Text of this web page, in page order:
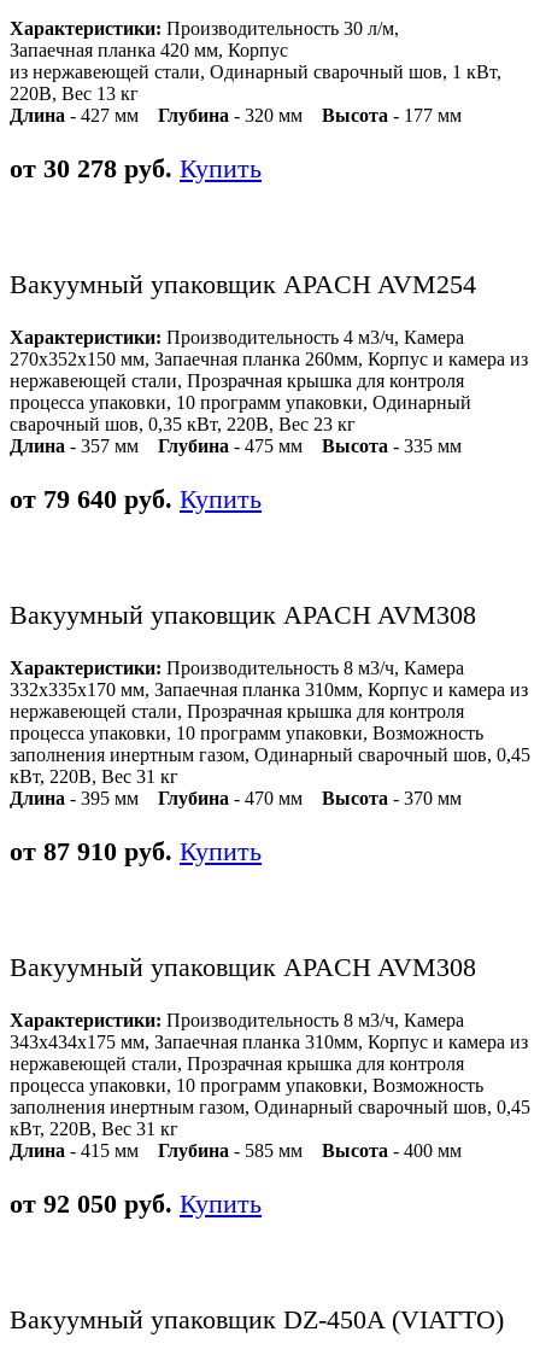
Характеристики: Производительность 30 л/м,
Запаечная планка 420 мм, Корпус
из нержавеющей стали, Одинарный сварочный шов, 1 кВт,
220В, Вес 13 кг
Длина - 427 мм Глубина - 320 мм Высота - 177 мм
от 30 278 руб. Купить
Вакуумный упаковщик APACH AVM254
Характеристики: Производительность 4 м3/ч, Камера
270х352х150 мм, Запаечная планка 260мм, Корпус и камера из
нержавеющей стали, Прозрачная крышка для контроля
процесса упаковки, 10 программ упаковки, Одинарный
сварочный шов, 0,35 кВт, 220В, Вес 23 кг
Длина - 357 мм Глубина - 475 мм Высота - 335 мм
от 79 640 руб. Купить
Вакуумный упаковщик APACH AVM308
Характеристики: Производительность 8 м3/ч, Камера
332х335х170 мм, Запаечная планка 310мм, Корпус и камера из
нержавеющей стали, Прозрачная крышка для контроля
процесса упаковки, 10 программ упаковки, Возможность
заполнения инертным газом, Одинарный сварочный шов, 0,45
кВт, 220В, Вес 31 кг
Длина - 395 мм Глубина - 470 мм Высота - 370 мм
от 87 910 руб. Купить
Вакуумный упаковщик APACH AVM308
Характеристики: Производительность 8 м3/ч, Камера
343х434х175 мм, Запаечная планка 310мм, Корпус и камера из
нержавеющей стали, Прозрачная крышка для контроля
процесса упаковки, 10 программ упаковки, Возможность
заполнения инертным газом, Одинарный сварочный шов, 0,45
кВт, 220В, Вес 31 кг
Длина - 415 мм Глубина - 585 мм Высота - 400 мм
от 92 050 руб. Купить
Вакуумный упаковщик DZ-450A (VIATTO)